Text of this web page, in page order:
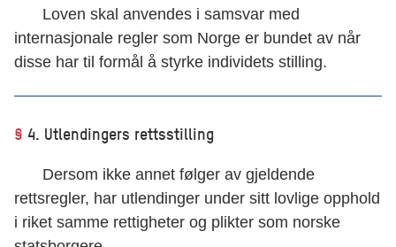
Loven skal anvendes i samsvar med
internasjonale regler som Norge er bundet av når
disse har til formål å styrke individets stilling.
§ 4. Utlendingers rettsstilling
Dersom ikke annet følger av gjeldende
rettsregler, har utlendinger under sitt lovlige opphold
i riket samme rettigheter og plikter som norske